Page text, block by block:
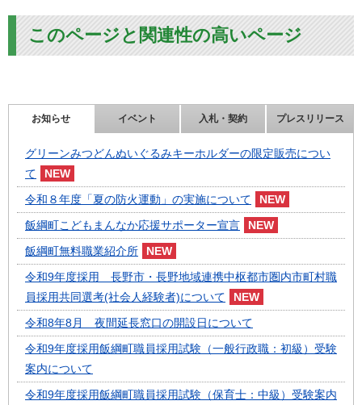
このページと関連性の高いページ
お知らせ イベント 入札・契約 プレスリリース
グリーンみつどんぬいぐるみキーホルダーの限定販売につい
て
令和８年度「夏の防火運動」の実施について
飯綱町こどもまんなか応援サポーター宣言
飯綱町無料職業紹介所
令和9年度採用 長野市・長野地域連携中枢都市圏内市町村職
員採用共同選考(社会人経験者)について
令和8年8月 夜間延長窓口の開設日について
令和9年度採用飯綱町職員採用試験（一般行政職：初級）受験
案内について
令和9年度採用飯綱町職員採用試験（保育士：中級）受験案内